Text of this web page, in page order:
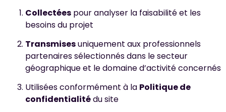
Collectées pour analyser la faisabilité et les
besoins du projet
Transmisesuniquement aux professionnels
partenaires sélectionnés dans le secteur
géographique et le domaine d’activité concernés
Utilisées conformément à la Politique de
confidentialitédu site